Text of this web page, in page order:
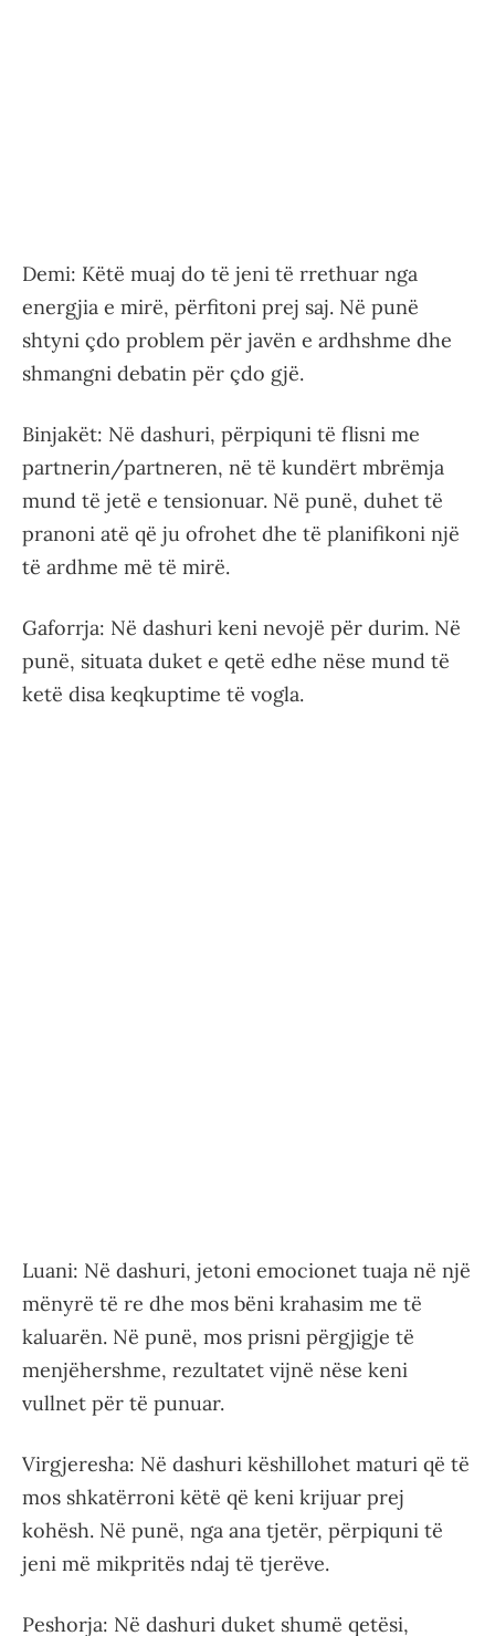
Demi: Këtë muaj do të jeni të rrethuar nga
energjia e mirë, përfitoni prej saj. Në punë
shtyni çdo problem për javën e ardhshme dhe
shmangni debatin për çdo gjë.
Binjakët: Në dashuri, përpiquni të flisni me
partnerin/partneren, në të kundërt mbrëmja
mund të jetë e tensionuar. Në punë, duhet të
pranoni atë që ju ofrohet dhe të planifikoni një
të ardhme më të mirë.
Gaforrja: Në dashuri keni nevojë për durim. Në
punë, situata duket e qetë edhe nëse mund të
ketë disa keqkuptime të vogla.
Luani: Në dashuri, jetoni emocionet tuaja në një
mënyrë të re dhe mos bëni krahasim me të
kaluarën. Në punë, mos prisni përgjigje të
menjëhershme, rezultatet vijnë nëse keni
vullnet për të punuar.
Virgjeresha: Në dashuri këshillohet maturi që të
mos shkatërroni këtë që keni krijuar prej
kohësh. Në punë, nga ana tjetër, përpiquni të
jeni më mikpritës ndaj të tjerëve.
Peshorja: Në dashuri duket shumë qetësi,